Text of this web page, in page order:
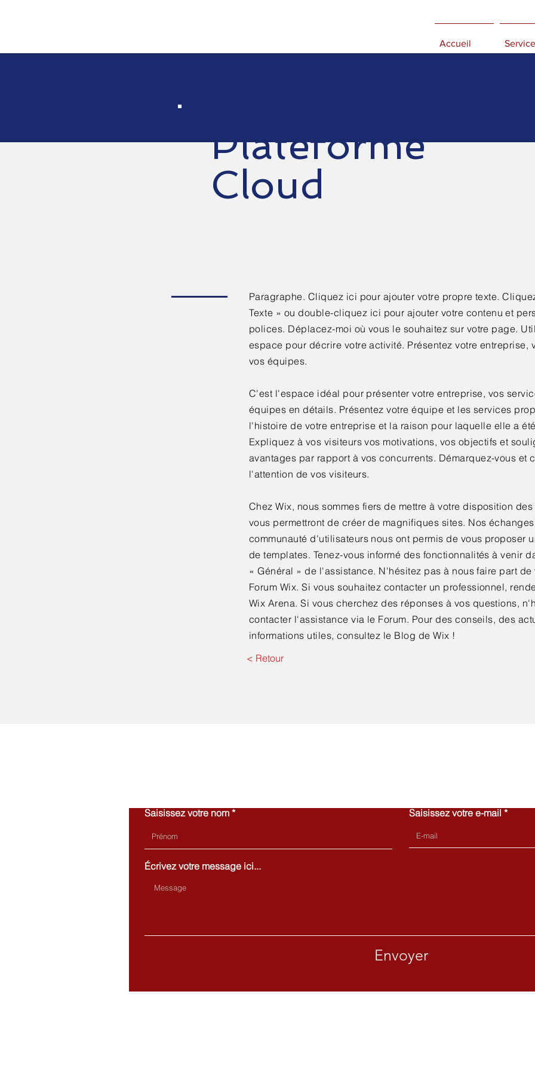
Accueil
Plateforme
Cloud
Paragraphe. Cliquez ici pour ajouter votre propre texte.
Texte » ou double-cliquez ici pour ajouter votre contenu et
polices. Déplacez-moi où vous le souhaitez sur votre page.
espace pour décrire votre activité. Présentez votre entreprise,
vos équipes.
C'est l'espace idéal pour présenter votre entreprise, vos
équipes en détails. Présentez votre équipe et les services
l'histoire de votre entreprise et la raison pour laquelle elle a
Expliquez à vos visiteurs vos motivations, vos objectifs et
avantages par rapport à vos concurrents. Démarquez-vous et
l'attention de vos visiteurs.
Chez Wix, nous sommes fiers de mettre à votre disposition
vous permettront de créer de magnifiques sites. Nos
communauté d'utilisateurs nous ont permis de vous proposer
de templates. Tenez-vous informé des fonctionnalités à venir
«Général » de l'assistance. N'hésitez pas à nous faire part de
Forum Wix. Si vous souhaitez contacter un professionnel,
Wix Arena. Si vous cherchez des réponses à vos questions,
contacter l'assistance via le Forum. Pour des conseils, des
informations utiles, consultez le Blog de Wix !
< Retour
Saisissez votre nom Saisissez votre e-mail
Écrivez votre message ici...
Envoyer